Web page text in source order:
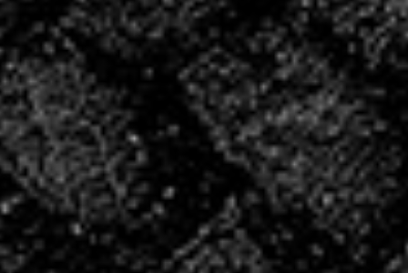
CONVOCATIONS
DU WE!